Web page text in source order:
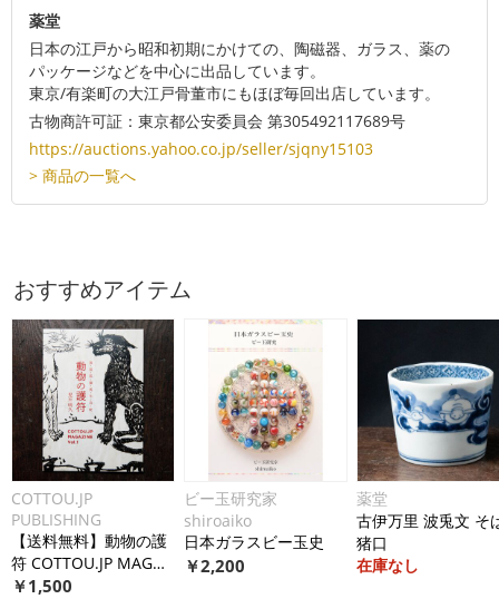
薬堂
日本の江戸から昭和初期にかけての、陶磁器、ガラス、薬の
パッケージなどを中心に出品しています。
東京/有楽町の大江戸骨董市にもほぼ毎回出店しています。
古物商許可証：東京都公安委員会 第305492117689号
https://auctions.yahoo.co.jp/seller/sjqny15103
> 商品の一覧へ
おすすめアイテム
COTTOU.JP
PUBLISHING
【送料無料】動物の護
符 COTTOU.JP MAGAZ
INE Vol.1
￥1,500
ビー玉研究家
shiroaiko
日本ガラスビー玉史
￥2,200
薬堂
古伊万里 波兎文 そ
猪口
在庫なし